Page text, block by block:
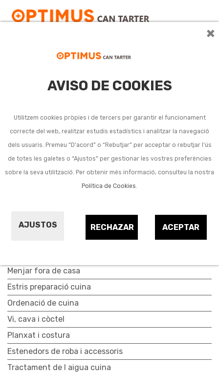
×
AVISO DE COOKIES
Utilitzem cookies pròpies i de tercers per garantir el funcionament
correcte del web, realitzar estudis estadístics i analitzar la navegació
dels usuaris. Premeu “D'acord” o “Rebutjar” per acceptar o rebutjar l'ús
de totes les galetes o “Ajustos” per gestionar les vostres preferències
sobre la seva utilització. Per obtenir més informació, consulteu la nostra
Política de Cookies
AJUSTOS ACEPTAR
RECHAZAR
Ver más
Subcategories
Cristalleria per taula
Ganiveteria
Menjar fora de casa
Estris preparació cuina
Ordenació de cuina
Vi, cava i còctel
Planxat i costura
Estenedors de roba i accessoris
Tractament de l aigua cuina